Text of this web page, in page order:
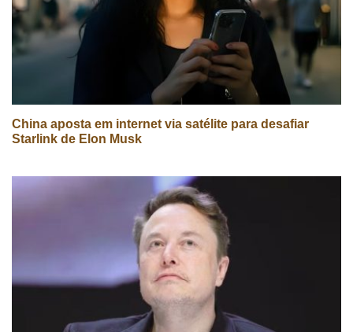
China aposta em internet via satélite para desafiar
Starlink de Elon Musk